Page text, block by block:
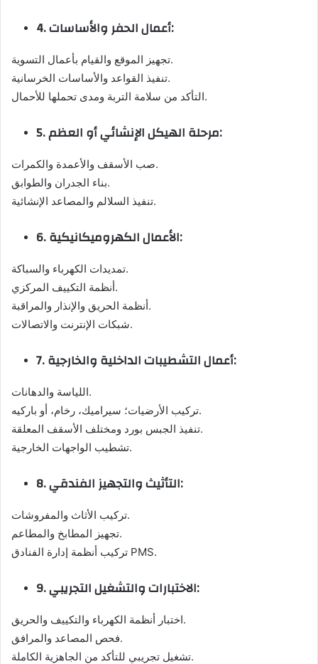
4. أعمال الحفر والأساسات:
تجهيز الموقع والقيام بأعمال التسوية.
تنفيذ القواعد والأساسات الخرسانية.
التأكد من سلامة التربة ومدى تحملها للأحمال.
5. مرحلة الهيكل الإنشائي أو العظم:
صب الأسقف والأعمدة والكمرات.
بناء الجدران والطوابق.
تنفيذ السلالم والمصاعد الإنشائية.
6. الأعمال الكهروميكانيكية:
تمديدات الكهرباء والسباكة.
أنظمة التكييف المركزي.
أنظمة الحريق والإنذار والمراقبة.
شبكات الإنترنت والاتصالات.
7. أعمال التشطيبات الداخلية والخارجية:
اللياسة والدهانات.
تركيب الأرضيات؛ سيراميك، رخام، أو باركيه.
تنفيذ الجبس بورد ومختلف الأسقف المعلقة.
تشطيب الواجهات الخارجية.
8. التأثيث والتجهيز الفندقي:
تركيب الأثاث والمفروشات.
تجهيز المطابخ والمطاعم.
تركيب أنظمة إدارة الفنادق PMS.
9. الاختبارات والتشغيل التجريبي:
اختبار أنظمة الكهرباء والتكييف والحريق.
فحص المصاعد والمرافق.
تشغيل تجريبي للتأكد من الجاهزية الكاملة.